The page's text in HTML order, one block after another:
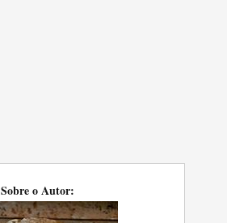
Sobre o Autor: